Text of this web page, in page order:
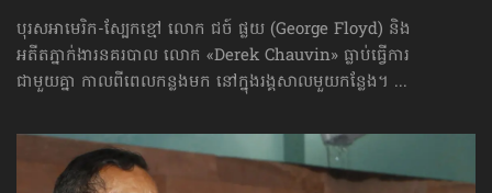
បុរសអាមេរិក-ស្បែកខ្មៅ លោក ជច៍ ផ្លយ (George Floyd) និង
អតីត​ភ្នាក់ងារនគរបាល លោក «Derek Chauvin» ធ្លាប់​ធ្វើការ​
ជាមួយ​គ្នា កាលពីពេលកន្លងមក នៅក្នុងរង្គសាល​មួយកន្លែង។ ...